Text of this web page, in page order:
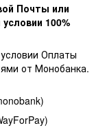
Почты или
100%
Оплаты
от Монобанка.